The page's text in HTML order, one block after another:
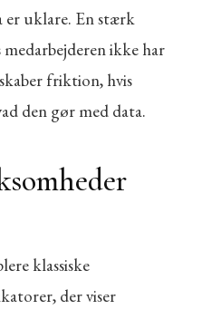
uklare. En stærk
ikke har
friktion, hvis
den gør med data.
klassiske
der viser